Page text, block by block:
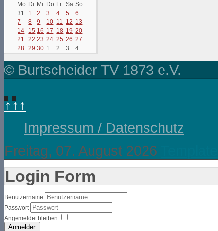
Mo Di Mi Do Fr Sa So
31
1 2 3 4 5
6
7
8 9 10 11 12 13
14
15 16 17 18 19 20
21
22 23 24 25 26 27
28 29 30 1 2 3 4
© Burtscheider TV 1873 e.V.
↑↑↑
Impressum / Datenschutz
Freitag, 07. August 2026
Login Form
Benutzername
Passwort
Angemeldet bleiben
Anmelden